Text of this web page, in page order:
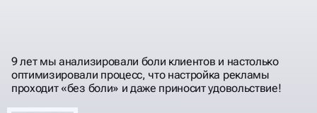
РЕЗУЛЬТАТИВНОЙ
КОНТЕКСТНУЮ РЕКЛАМУ
9 лет мы анализировали боли клиентов и настолько
оптимизировали процесс, что настройка рекламы
проходит «без боли» и даже приносит удовольствие!